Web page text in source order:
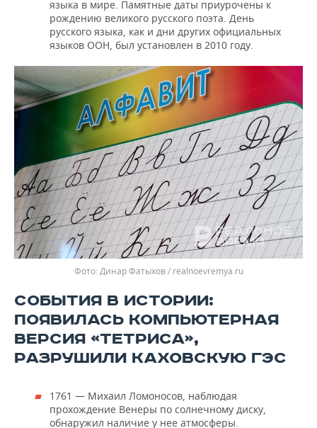
языка в мире. Памятные даты приурочены к
рождению великого русского поэта. День
русского языка, как и дни других официальных
языков ООН, был установлен в 2010 году.
Динар Фатыхов / realnoevremya.ru
СОБЫТИЯ В ИСТОРИИ:
ПОЯВИЛАСЬ КОМПЬЮТЕРНАЯ
ВЕРСИЯ «ТЕТРИСА»,
РАЗРУШИЛИ КАХОВСКУЮ ГЭС
1761 — Михаил Ломоносов, наблюдая
прохождение Венеры по солнечному диску,
обнаружил наличие у нее атмосферы.